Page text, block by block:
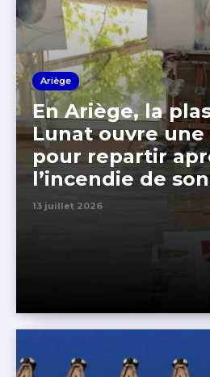
Ariège
En Ariège, la
Lunat ouvre
pour repartir
l’incendie de
13 juillet 2026